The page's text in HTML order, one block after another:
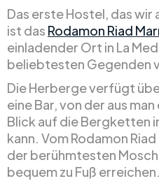
Das erste Hostel, das wir
ist das Rodamon Riad
einladender Ort in La
beliebtesten Gegenden
Die Herberge verfügt
eine Bar, von der aus
Blick auf die Bergketten
kann. Vom Rodamon
der berühmtesten
bequem zu Fuß erreichen.